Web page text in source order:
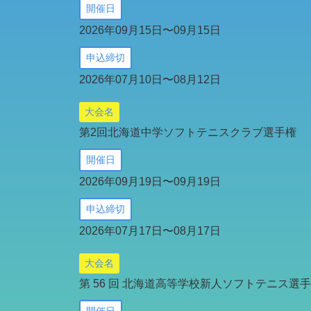
開催日
2026年09月15日〜09月15日
申込締切
2026年07月10日〜08月12日
大会名
第2回北海道中学ソフトテニスクラブ選手権
開催日
2026年09月19日〜09月19日
申込締切
2026年07月17日〜08月17日
大会名
第 56 回 北海道高等学校新人ソフトテニス選